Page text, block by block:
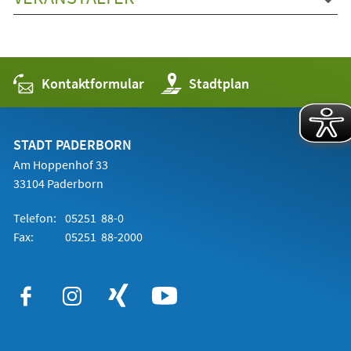
Kontaktformular Stadtplan
(Öffnet
in
einem
STADT PADERBORN
Am Hoppenhof 33
33104 Paderborn
Telefon: 05251 88-0
Fax:
05251 88-2000